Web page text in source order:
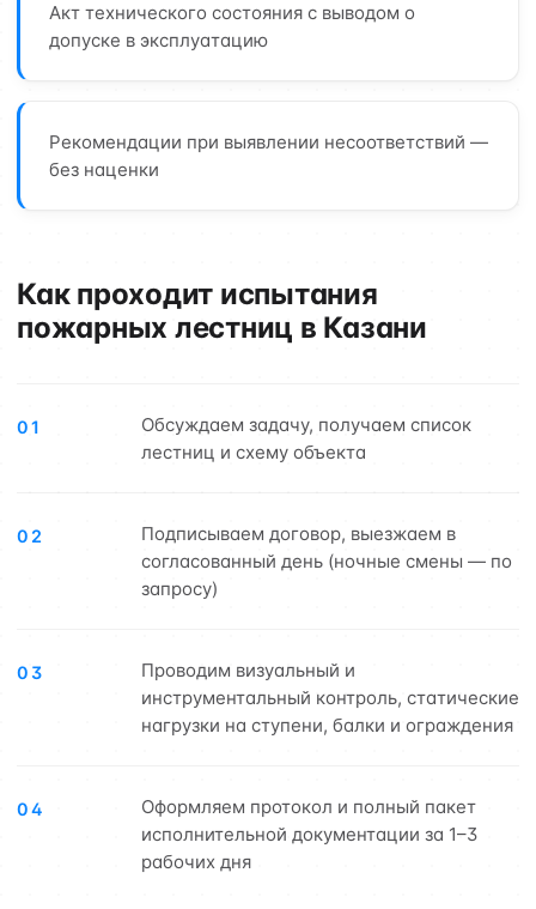
Акт технического состояния с выводом о
допуске в эксплуатацию
Рекомендации при выявлении несоответствий —
без наценки
Как проходит испытания
пожарных лестниц в Казани
01
Обсуждаем задачу, получаем список
лестниц и схему объекта
02
Подписываем договор, выезжаем в
согласованный день (ночные смены — по
запросу)
03
Проводим визуальный и
инструментальный контроль, статические
нагрузки на ступени, балки и ограждения
04
Оформляем протокол и полный пакет
исполнительной документации за 1–3
рабочих дня